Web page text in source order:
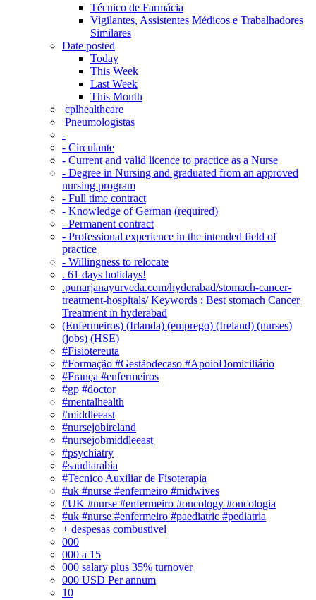
Técnico de Farmácia
Vigilantes, Assistentes Médicos e Trabalhadores
Similares
Date posted
Today
This Week
Last Week
This Month
‎ cplhealthcare‬
Pneumologistas
-
- Circulante
- Current and valid licence to practice as a Nurse
- Degree in Nursing and graduated from an approved
nursing program
- Full time contract
- Knowledge of German (required)
- Permanent contract
- Professional experience in the intended field of
practice
- Willingness to relocate
. 61 days holidays!
.punarjanayurveda.com/hyderabad/stomach-cancer-
treatment-hospitals/ Keywords : Best stomach Cancer
Treatment in hyderabad
(Enfermeiros) (Irlanda) (emprego) (Ireland) (nurses)
(jobs) (HSE)
#Fisiotereuta
#Formação #Gestãodecaso #ApoioDomiciliário
#França #enfermeiros
#gp #doctor
#mentalhealth
#middleeast
#nursejobireland
#nursejobmiddleeast
#psychiatry
#saudiarabia
#Tecnico Auxiliar de Fisoterapia
#uk #nurse #enfermeiro #midwives
#UK #nurse #enfermeiro #oncology #oncologia
#uk #nurse #enfermeiro #paediatric #pediatria
+ despesas combustivel
000
000 a 15
000 salary plus 35% turnover
000 USD Per annum
10